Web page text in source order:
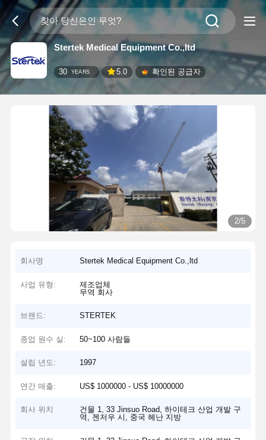
Stertek Medical Equipment Co.,ltd
30 YEARS 5.0 확인된 공급자
2/5
회사명 Stertek Medical Equipment Co.,ltd
사업 유형:
제조업체
무역 회사
브랜드: STERTEK
종업 원수 실: 50~100 사람들
설립 년도: 1997
연간 매출: US$ 1000000 - US$ 10000000
회사 위치
건물 1, 33 Jinsuo Road, 하이테크 산업 개발 구
역, 젠저우 시, 중국 헤난 지방